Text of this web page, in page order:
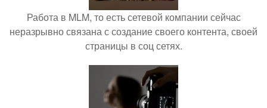
Работа в MLM, то есть сетевой компании сейчас
неразрывно связана с создание своего контента, своей
страницы в соц сетях.